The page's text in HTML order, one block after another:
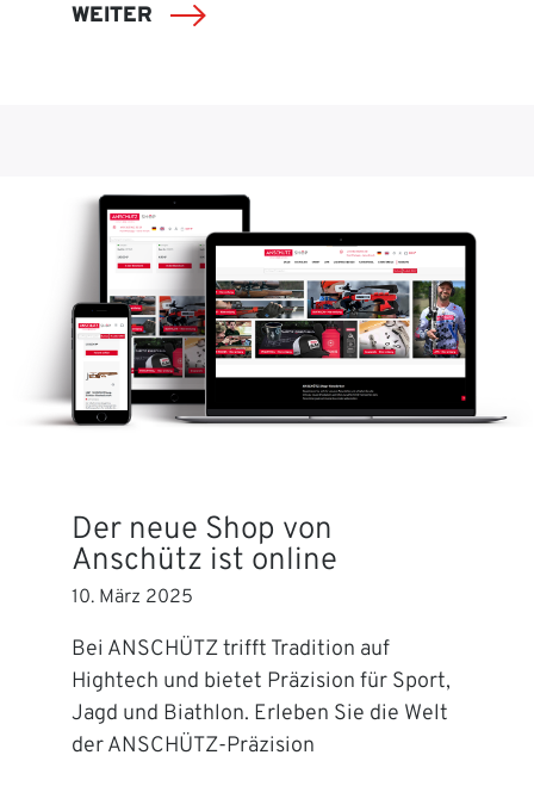
WEITER
Der neue Shop von
Anschütz ist online
10. März 2025
Bei ANSCHÜTZ trifft Tradition auf
Hightech und bietet Präzision für Sport,
Jagd und Biathlon. Erleben Sie die Welt
der ANSCHÜTZ-Präzision